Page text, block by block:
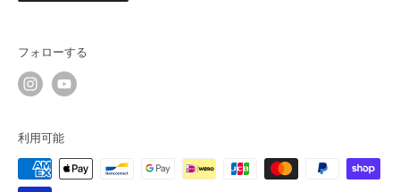
フォローする
利用可能